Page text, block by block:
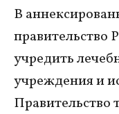
В
правительство
учредить
учреждения и